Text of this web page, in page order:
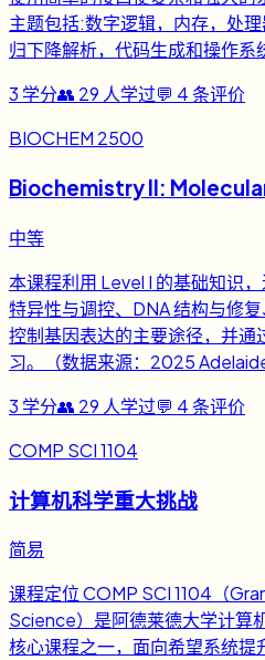
主题包括:数字逻辑，内存，处
归下降解析，代码生成和操作系
3 学分👥 29 人学过💬 4条评价
BIOCHEM 2500
Biochemistry II:
中等
本课程利用 Level I 的基础知识
特异性与调控、DNA 结构与修
控制基因表达的主要途径，并通
习。（数据来源：2025
3 学分👥 29 人学过💬 4条评价
COMP SCI 1104
计算机科学重大挑战
简易
课程定位 COMP SCI 1104（
Science）是阿德莱德大学计算
核心课程之一，面向希望系统提